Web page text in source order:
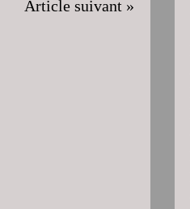
Article suivant »